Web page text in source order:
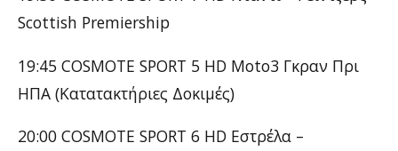
Scottish Premiership
19:45 COSMOTE SPORT 5 HD Moto3 Γκραν Πρι
ΗΠΑ (Κατατακτήριες Δοκιμές)
20:00 COSMOTE SPORT 6 HD Εστρέλα –